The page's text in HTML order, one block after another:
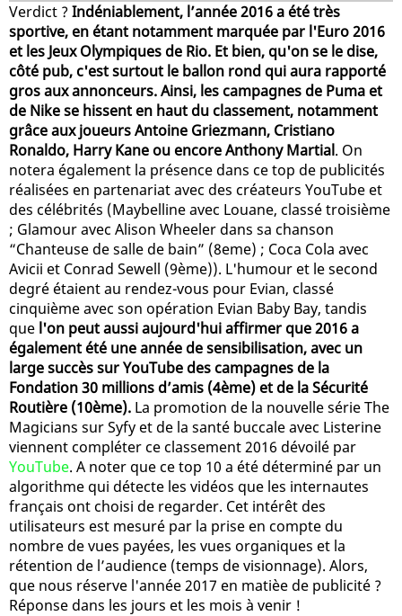
Verdict ?Indéniablement, l’année 2016 a été très
sportive, en étant notamment marquée par l'Euro 2016
et les Jeux Olympiques de Rio. Et bien, qu'on se le dise,
côté pub, c'est surtout le ballon rond qui aura rapporté
gros aux annonceurs. Ainsi, les campagnes de Puma et
de Nike se hissent en haut du classement, notamment
grâce aux joueurs Antoine Griezmann, Cristiano
Ronaldo, Harry Kane ou encore Anthony Martial. On
notera également la présence dans ce top de publicités
réalisées en partenariat avec des créateurs YouTube et
des célébrités (Maybelline avec Louane, classé troisième
; Glamour avec Alison Wheeler dans sa chanson
“Chanteuse de salle de bain” (8eme) ; Coca Cola avec
Avicii et Conrad Sewell (9ème)). L'humour et le second
degré étaient au rendez-vous pour Evian, classé
cinquième avec son opération Evian Baby Bay, tandis
que l'on peut aussi aujourd'hui affirmer que 2016 a
également été une année de sensibilisation, avec un
large succès sur YouTube des campagnes de la
Fondation 30 millions d’amis (4ème) et de la Sécurité
Routière (10ème). La promotion de la nouvelle série The
Magicians sur Syfy et de la santé buccale avec Listerine
viennent compléter ce classement 2016 dévoilé par
YouTube. A noter que ce top 10 a été déterminé par un
algorithme qui détecte les vidéos que les internautes
français ont choisi de regarder. Cet intérêt des
utilisateurs est mesuré par la prise en compte du
nombre de vues payées, les vues organiques et la
rétention de l’audience (temps de visionnage). Alors,
que nous réserve l'année 2017 en matièe de publicité ?
Réponse dans les jours et les mois à venir !